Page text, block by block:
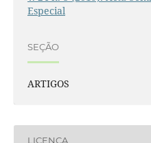
Especial
SEÇÃO
ARTIGOS
LICENÇA